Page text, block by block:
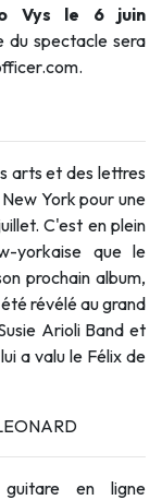
Vys le 6 juin
du spectacle sera
.
arts et des lettres
York pour une
C'est en plein
yorkaise que le
prochain album,
révélé au grand
Arioli Band et
a valu le Félix de
en ligne